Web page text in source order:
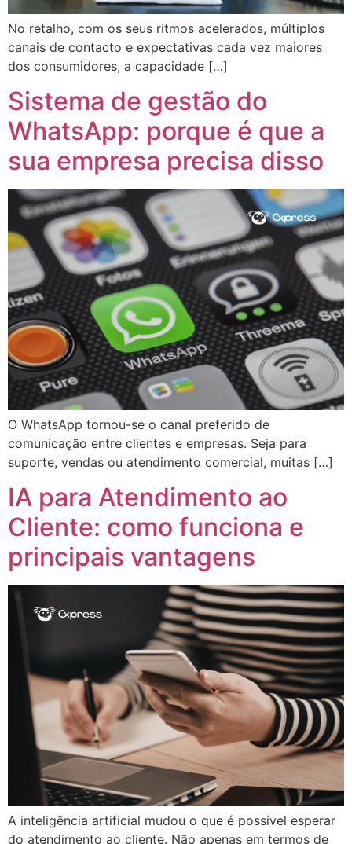
No retalho, com os seus ritmos acelerados, múltiplos
canais de contacto e expectativas cada vez maiores
dos consumidores, a capacidade […]
Sistema de gestão do
WhatsApp: porque é que a
sua empresa precisa disso
O WhatsApp tornou-se o canal preferido de
comunicação entre clientes e empresas. Seja para
suporte, vendas ou atendimento comercial, muitas […]
IA para Atendimento ao
Cliente: como funciona e
principais vantagens
A inteligência artificial mudou o que é possível esperar
do atendimento ao cliente. Não apenas em termos de